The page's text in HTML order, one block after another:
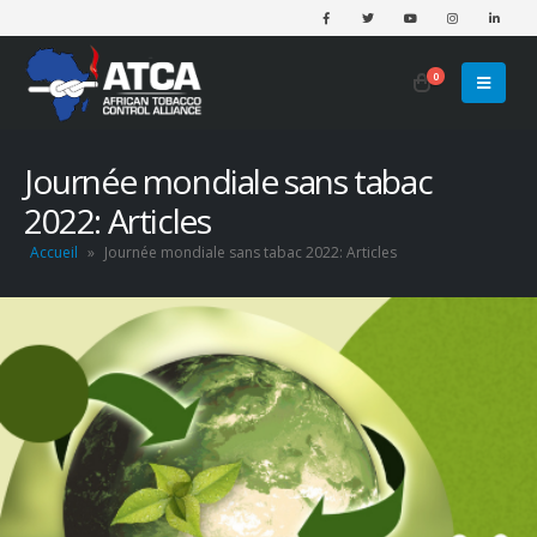
0
Journée mondiale sans tabac
2022: Articles
Accueil » Journée mondiale sans tabac 2022: Articles